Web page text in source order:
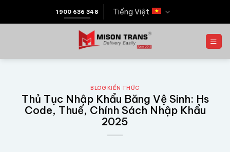
1900 636 348 Tiếng Việt
BLOG KIẾN THỨC
Thủ Tục Nhập Khẩu Băng Vệ Sinh: Hs
Code, Thuế, Chính Sách Nhập Khẩu
2025